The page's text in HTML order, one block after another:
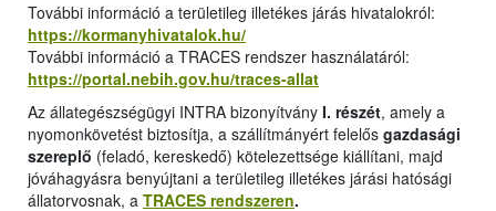
További információ a területileg illetékes járás hivatalokról:
https://kormanyhivatalok.hu/
További információ a TRACES rendszer használatáról:
https://portal.nebih.gov.hu/traces-allat
Az állategészségügyi INTRA bizonyítvány I. részét, amely a
nyomonkövetést biztosítja, a szállítmányért felelős gazdasági
szereplő (feladó, kereskedő) kötelezettsége kiállítani, majd
jóváhagyásra benyújtani a területileg illetékes járási hatósági
állatorvosnak, a TRACES rendszeren.